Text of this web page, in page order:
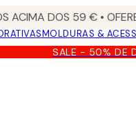
ACIMA DOS 59 € •
MOLDURAS &
SALE - 50% DE